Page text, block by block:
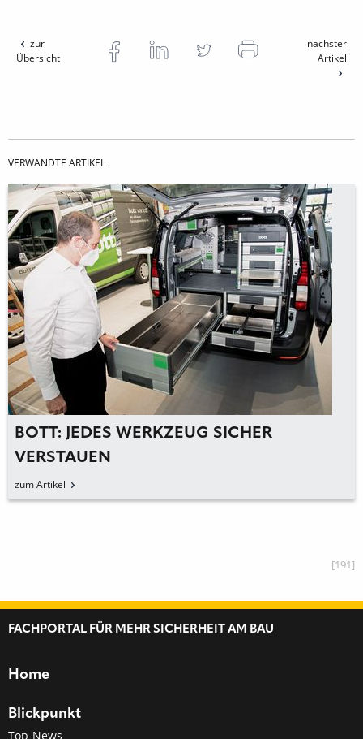
zur
Übersicht
nächster
Artikel
VERWANDTE ARTIKEL
BOTT: JEDES WERKZEUG SICHER
VERSTAUEN
zum Artikel
[191]
FACHPORTAL FÜR MEHR SICHERHEIT AM BAU
Home
Blickpunkt
Top-News